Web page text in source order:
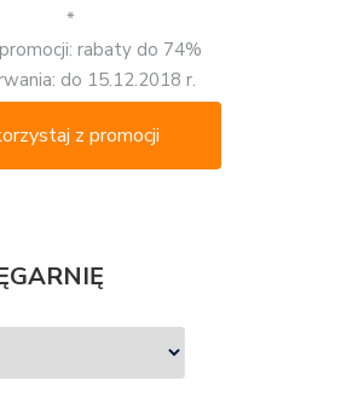
*
rabaty do 74%
do 15.12.2018 r.
z promocji